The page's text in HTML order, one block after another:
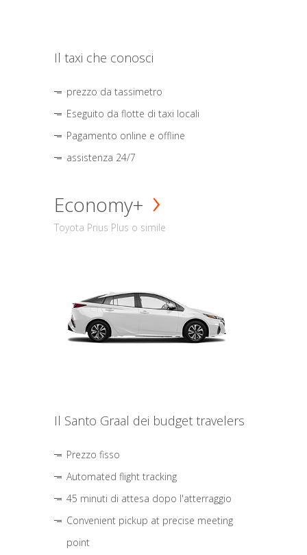
Il taxi che conosci
prezzo da tassimetro
Eseguito da flotte di taxi locali
Pagamento online e offline
assistenza 24/7
Economy+
Toyota Prius Plus o simile
Il Santo Graal dei budget travelers
Prezzo fisso
Automated flight tracking
45 minuti di attesa dopo l'atterraggio
Convenient pickup at precise meeting
point